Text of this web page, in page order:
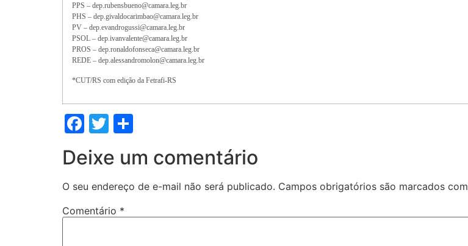
PPS – dep.rubensbueno@camara.leg.br
PHS – dep.givaldocarimbao@camara.leg.br
PV – dep.evandrogussi@camara.leg.br
PSOL – dep.ivanvalente@camara.leg.br
PROS – dep.ronaldofonseca@camara.leg.br
REDE – dep.alessandromolon@camara.leg.br
*CUT/RS com edição da Fetrafi-RS
Facebook
Twitter
Deixe um comentário
O seu endereço de e-mail não será publicado. Campos obrigatórios são marcados com
Comentário *